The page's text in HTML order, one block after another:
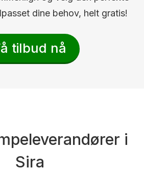
dine behov, helt gratis!
tilbud nå
i
Sira